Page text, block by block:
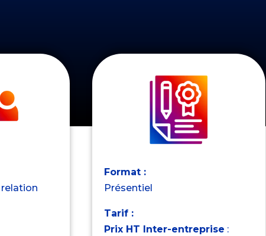
Format :
Présentiel
Tarif :
Prix HT Inter-entreprise :